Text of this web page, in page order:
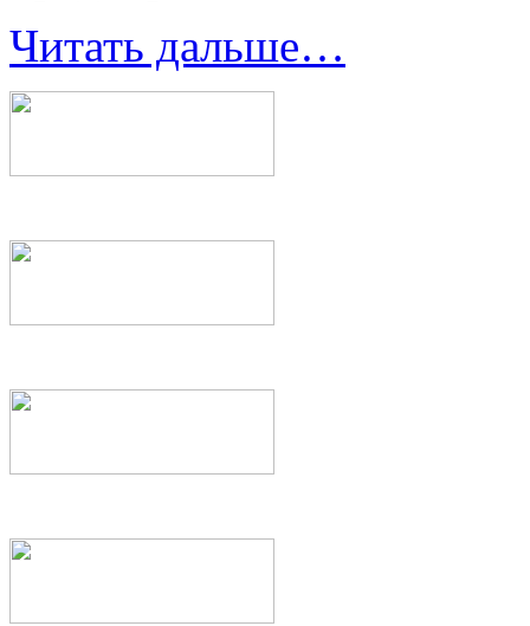
Читать дальше…